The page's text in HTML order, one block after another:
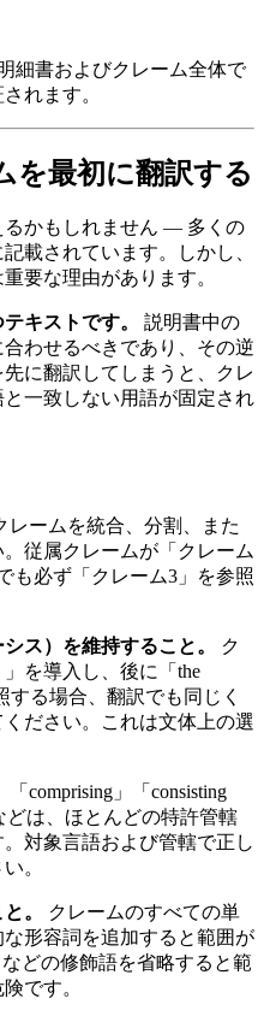
細書およびクレーム全体で
れます。
を最初に翻訳する
るかもしれません — 多くの
載されています。しかし、
要な理由があります。
キストです。
説明書中の
わせるべきであり、その逆
に翻訳してしまうと、クレ
一致しない用語が固定され
レームを統合、分割、また
従属クレームが「クレーム
も必ず「クレーム3」を参照
ス）を維持すること。
ク
を導入し、後に「the
する場合、翻訳でも同じく
ださい。これは文体上の選
「comprising」「consisting
どは、ほとんどの特許管轄
対象言語および管轄で正し
。
。
クレームのすべての単
形容詞を追加すると範囲が
どの修飾語を省略すると範
です。